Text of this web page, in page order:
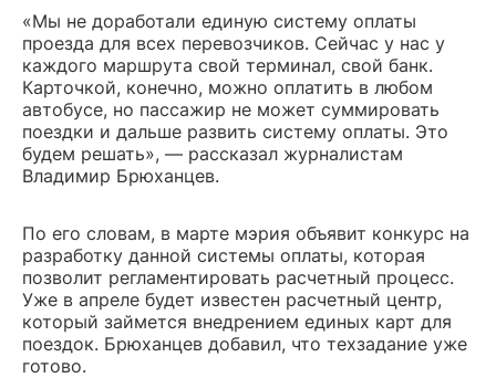
«Мы не доработали единую систему оплаты
проезда для всех перевозчиков. Сейчас у нас у
каждого маршрута свой терминал, свой банк.
Карточкой, конечно, можно оплатить в любом
автобусе, но пассажир не может суммировать
поездки и дальше развить систему оплаты. Это
будем решать», — рассказал журналистам
Владимир Брюханцев.
По его словам, в марте мэрия объявит конкурс на
разработку данной системы оплаты, которая
позволит регламентировать расчетный процесс.
Уже в апреле будет известен расчетный центр,
который займется внедрением единых карт для
поездок. Брюханцев добавил, что техзадание уже
готово.